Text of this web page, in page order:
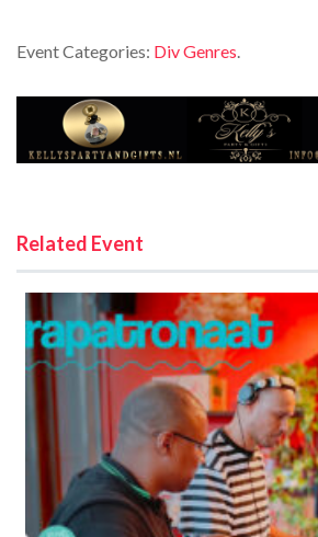
Event Categories: Div Genres.
Related Event